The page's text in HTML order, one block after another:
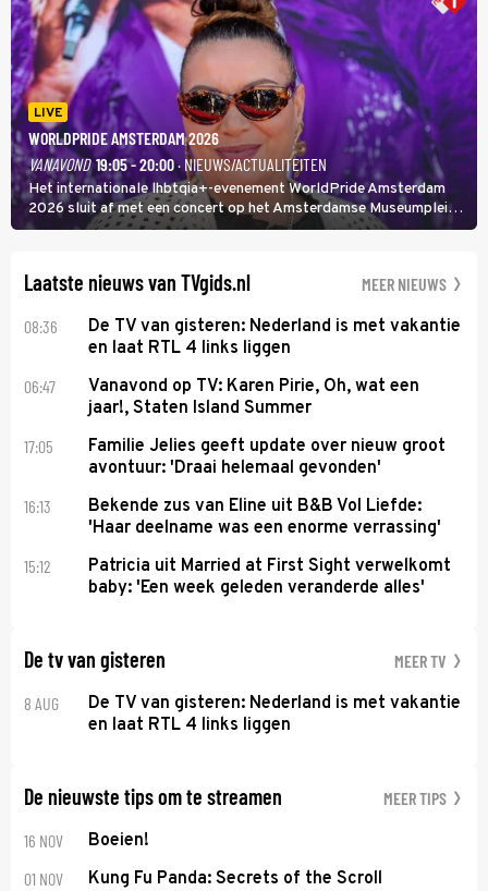
LIVE
WORLDPRIDE AMSTERDAM 2026
VANAVOND 19:05 - 20:00· NIEUWS/ACTUALITEITEN
Het internationale lhbtqia+-evenement WorldPride Amsterdam
2026 sluit af met een concert op het Amsterdamse Museumplein.
Anita Doth is een van de optredende artiesten. In de jaren 90
Laatste nieuws van TVgids.nl MEER NIEUWS
08:36
De TV van gisteren: Nederland is met vakantie
en laat RTL 4 links liggen
06:47
Vanavond op TV: Karen Pirie, Oh, wat een
jaar!, Staten Island Summer
17:05
Familie Jelies geeft update over nieuw groot
avontuur: 'Draai helemaal gevonden'
16:13
Bekende zus van Eline uit B&B Vol Liefde:
'Haar deelname was een enorme verrassing'
15:12
Patricia uit Married at First Sight verwelkomt
baby: 'Een week geleden veranderde alles'
De tv van gisteren MEER TV
8 AUG
De TV van gisteren: Nederland is met vakantie
en laat RTL 4 links liggen
De nieuwste tips om te streamen MEER TIPS
16 NOV Boeien!
01 NOV Kung Fu Panda: Secrets of the Scroll